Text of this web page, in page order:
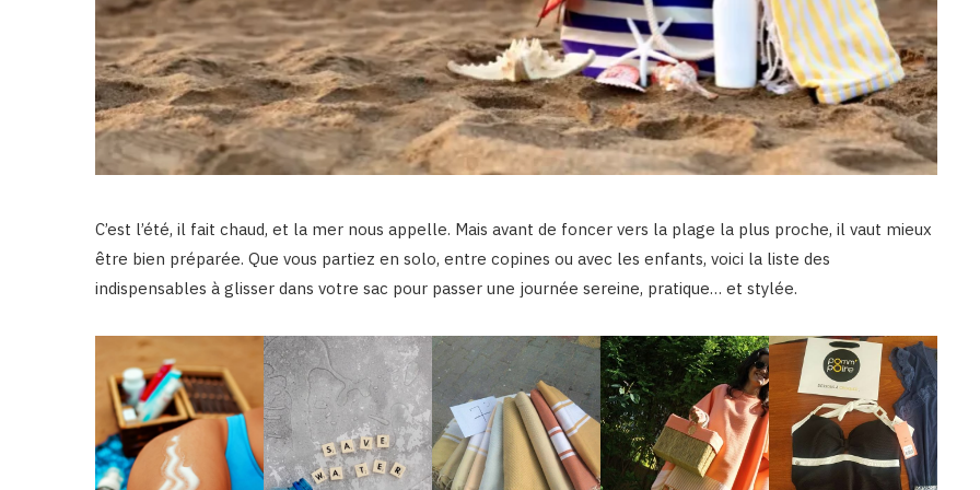
C’est l’été, il fait chaud, et la mer nous appelle. Mais avant de foncer vers la plage la plus proche, il vaut mieux
être bien préparée. Que vous partiez en solo, entre copines ou avec les enfants, voici la liste des
indispensables à glisser dans votre sac pour passer une journée sereine, pratique… et stylée.